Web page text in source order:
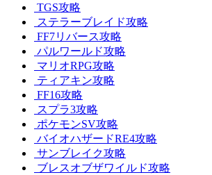
TGS攻略
ステラーブレイド攻略
FF7リバース攻略
パルワールド攻略
マリオRPG攻略
ティアキン攻略
FF16攻略
スプラ3攻略
ポケモンSV攻略
バイオハザードRE4攻略
サンブレイク攻略
ブレスオブザワイルド攻略